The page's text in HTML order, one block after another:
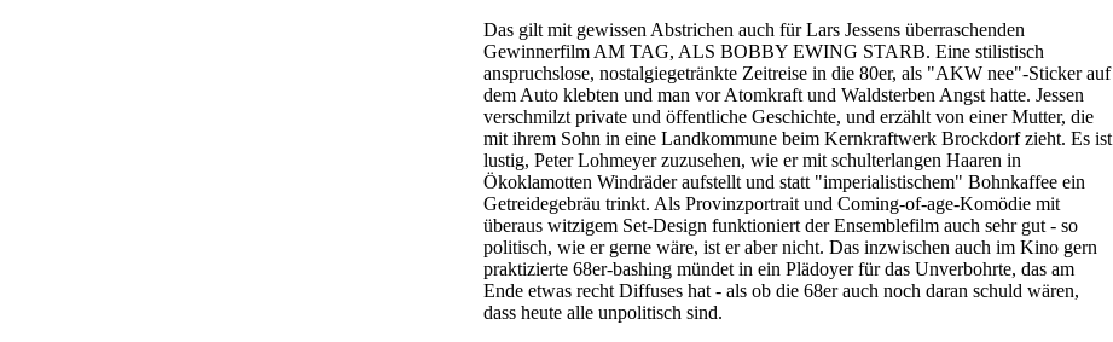
Das gilt mit gewissen Abstrichen auch für Lars Jessens überraschenden
Gewinnerfilm AM TAG, ALS BOBBY EWING STARB. Eine stilistisch
anspruchslose, nostalgiegetränkte Zeitreise in die 80er, als "AKW nee"-Sticker auf
dem Auto klebten und man vor Atomkraft und Waldsterben Angst hatte. Jessen
verschmilzt private und öffentliche Geschichte, und erzählt von einer Mutter, die
mit ihrem Sohn in eine Landkommune beim Kernkraftwerk Brockdorf zieht. Es ist
lustig, Peter Lohmeyer zuzusehen, wie er mit schulterlangen Haaren in
Ökoklamotten Windräder aufstellt und statt "imperialistischem" Bohnkaffee ein
Getreidegebräu trinkt. Als Provinzportrait und Coming-of-age-Komödie mit
überaus witzigem Set-Design funktioniert der Ensemblefilm auch sehr gut - so
politisch, wie er gerne wäre, ist er aber nicht. Das inzwischen auch im Kino gern
praktizierte 68er-bashing mündet in ein Plädoyer für das Unverbohrte, das am
Ende etwas recht Diffuses hat - als ob die 68er auch noch daran schuld wären,
dass heute alle unpolitisch sind.